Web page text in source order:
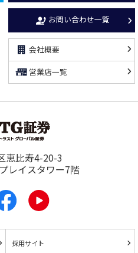
お問い合わせ一覧
会社概要
営業店一覧
恵比寿4-20-3
レイスタワー7階
採用サイト